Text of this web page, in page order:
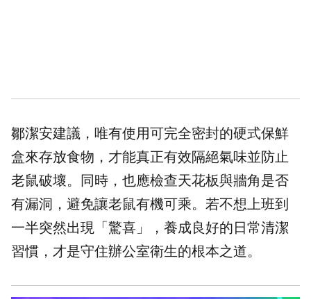
鄒潔安建議，唯有使用可完全密封的硬式保鮮
盒來存放食物，才能真正有效隔絕氣味並防止
老鼠破壞。同時，也應檢查天花板與牆角是否
有漏洞，避免讓老鼠有機可乘。若不想上班到
一半突然出現「驚喜」，養成良好的日常清潔
習慣，才是守住辦公室衛生的根本之道。